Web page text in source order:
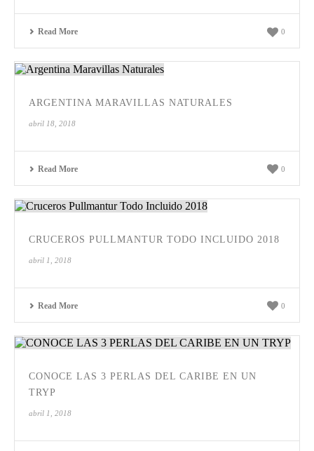
Read More 0
ARGENTINA MARAVILLAS NATURALES
abril 18, 2018
Read More 0
CRUCEROS PULLMANTUR TODO INCLUIDO 2018
abril 1, 2018
Read More 0
CONOCE LAS 3 PERLAS DEL CARIBE EN UN
TRYP
abril 1, 2018